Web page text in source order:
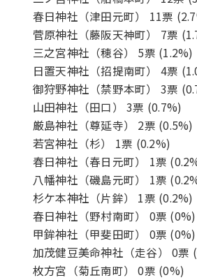
春日神社 （津田元町） 11票
菅原神社 （藤阪天神町） 7票
三之宮神社 （穂谷） 5票 (1.2%)
日置天神社 （招提南町） 4票
御狩野神社 （禁野本町） 3票
山田神社 （田口） 3票 (0.7%)
厳島神社 （尊延寺） 2票 (0.5%)
若宮神社 （杉） 1票 (0.2%)
春日神社 （春日元町） 1票
八幡神社 （磯島元町） 1票
杉ケ本神社 （片鉾） 1票 (0.2%)
春日神社 （野村南町） 0票 (0%)
甲鉾神社 （甲斐田町） 0票 (0%)
加茂健豆美命神社 （走谷） 0票
枚方宮 （菊丘南町） 0票 (0%)